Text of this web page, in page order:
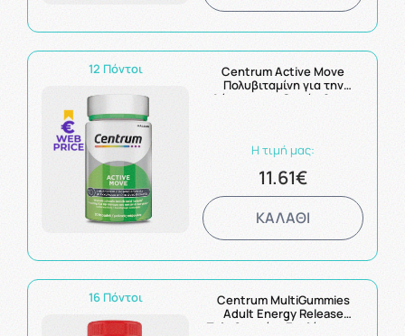
12 Πόντοι
Centrum Active Move
Πολυβιταμίνη για την
Δύναμη των Οστών & των
Η τιμή μας:
11.61€
ΚΑΛΑΘΙ
16 Πόντοι
Centrum MultiGummies
Adult Energy Release
Πολυβιταμίνη Ενηλίκων για